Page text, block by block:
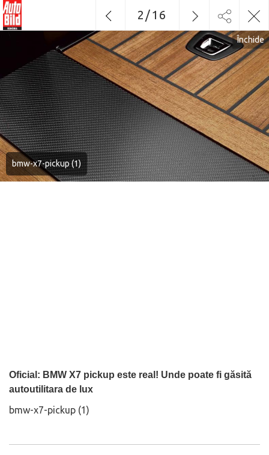
bmw-x7-pickup (1)
Oficial: BMW X7 pickup este real! Unde poate fi găsită
autoutilitara de lux
bmw-x7-pickup (1)
Închide
2 /16